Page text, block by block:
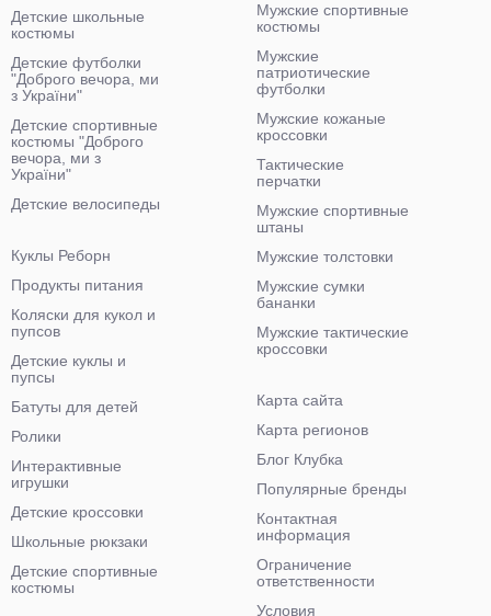
Детские школьные
костюмы
Детские футболки
"Доброго вечора, ми
з України"
Детские спортивные
костюмы "Доброго
вечора, ми з
України"
Детские велосипеды
Мужские спортивные
костюмы
Мужские
патриотические
футболки
Мужские кожаные
кроссовки
Тактические
перчатки
Мужские спортивные
штаны
Мужские толстовки
Мужские сумки
бананки
Мужские тактические
кроссовки
Куклы Реборн
Продукты питания
Коляски для кукол и
пупсов
Детские куклы и
пупсы
Батуты для детей
Ролики
Интерактивные
игрушки
Детские кроссовки
Школьные рюкзаки
Детские спортивные
костюмы
Карта сайта
Карта регионов
Блог Клубка
Популярные бренды
Контактная
информация
Ограничение
ответственности
Условия